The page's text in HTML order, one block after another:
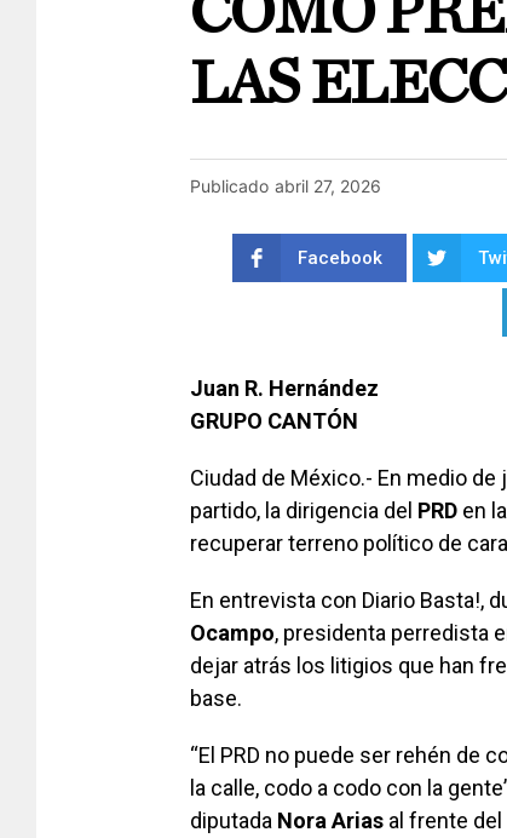
COMO
LAS
Publicado abril 27, 2026
Facebook
Juan R. Hernández
GRUPO CANTÓN
Ciudad de México.- En medio
partido, la dirigencia del PRD en
recuperar terreno político de
En entrevista con Diario Basta!,
Ocampo, presidenta perredista
dejar atrás los litigios que han
base.
“El PRD no puede ser rehén de
la calle, codo a codo con la
diputada Nora Arias al frente del